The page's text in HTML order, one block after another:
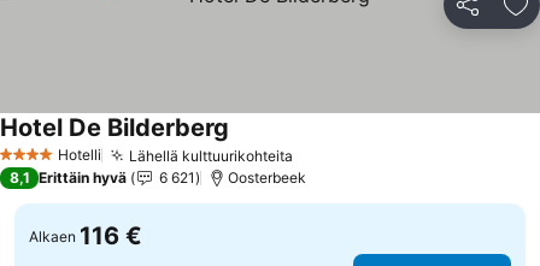
Jaa
4 Tähtiluokitus
Hotelli Lähellä kulttuurikohteita
Hotel De Bilderberg
8,1 Erittäin hyvä 6 621 Oosterbeek
Alkaen 116 €